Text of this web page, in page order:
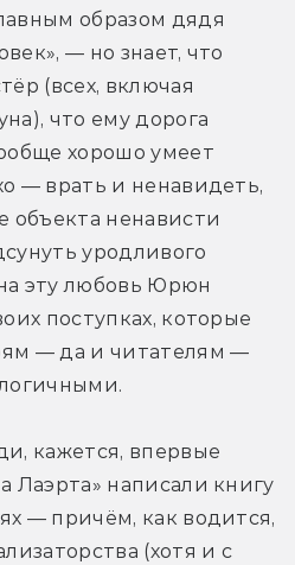
образом дядя
— но знает, что
(всех, включая
что ему дорога
хорошо умеет
— врать и ненавидеть,
объекта ненависти
уродливого
эту любовь Юрюн
поступках, которые
— да и читателям —
кажется, впервые
Лаэрта» написали книгу
— причём, как водится,
(хотя и с